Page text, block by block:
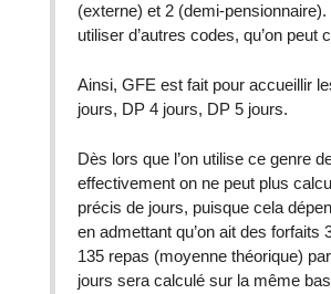
(externe) et 2 (demi-
utiliser d’autres codes, qu’on peut
Ainsi, GFE est fait pour accueillir
jours, DP 4 jours, DP 5 jours.
Dès lors que l’on utilise ce genre
effectivement on ne peut plus
précis de jours, puisque cela
en admettant qu’on ait des forfaits
135 repas (moyenne théorique)
jours sera calculé sur la même